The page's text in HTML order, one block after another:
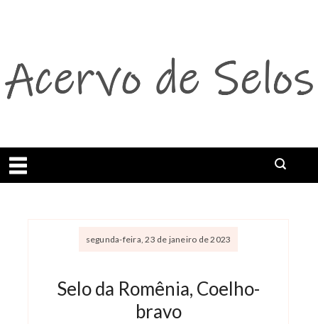
Abrir menu
segunda-feira, 23 de janeiro de 2023
Selo da Romênia, Coelho-
bravo